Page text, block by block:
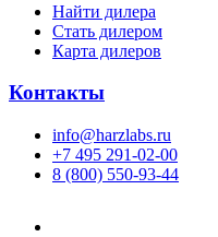
Найти дилера
Cтать дилером
Карта дилеров
Контакты
info@harzlabs.ru
+7 495 291-02-00
8 (800) 550-93-44